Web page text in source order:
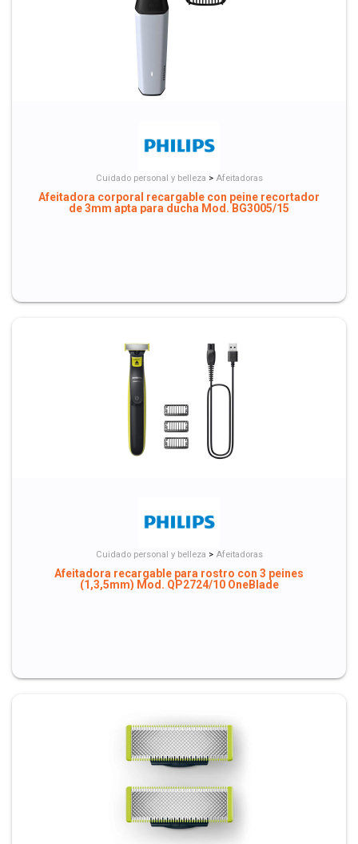
Cuidado personal y belleza >Afeitadoras
Afeitadora corporal recargable con peine recortador
de 3mm apta para ducha Mod. BG3005/15
Cuidado personal y belleza >Afeitadoras
Afeitadora recargable para rostro con 3 peines
(1,3,5mm) Mod. QP2724/10 OneBlade